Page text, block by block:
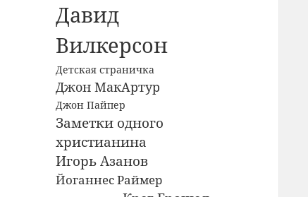
Давид
Вилкерсон
Детская страничка
Джон МакАртур
Джон Пайпер
Заметки одного
христианина
Игорь Азанов
Йоганнес Раймер